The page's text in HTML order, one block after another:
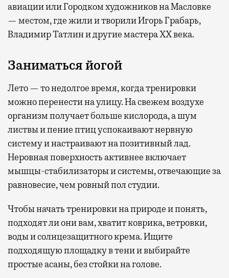
авиации или Городком художников на Масловке
— местом, где жили и творили Игорь Грабарь,
Владимир Татлин и другие мастера XX века.
Заниматься йогой
Лето — то недолгое время, когда тренировки
можно перенести на улицу. На свежем воздухе
организм получает больше кислорода, а шум
листвы и пение птиц успокаивают нервную
систему и настраивают на позитивный лад.
Неровная поверхность активнее включает
мышцы-стабилизаторы и системы, отвечающие за
равновесие, чем ровный пол студии.
Чтобы начать тренировки на природе и понять,
подходят ли они вам, хватит коврика, ветровки,
воды и солнцезащитного крема. Ищите
подходящую площадку в тени и выбирайте
простые асаны, без стойки на голове.